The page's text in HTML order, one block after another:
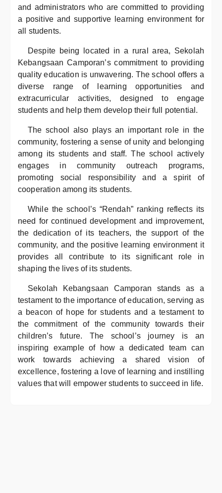
and administrators who are committed to providing
a positive and supportive learning environment for
all students.
Despite being located in a rural area, Sekolah
Kebangsaan Camporan’s commitment to providing
quality education is unwavering. The school offers a
diverse range of learning opportunities and
extracurricular activities, designed to engage
students and help them develop their full potential.
The school also plays an important role in the
community, fostering a sense of unity and belonging
among its students and staff. The school actively
engages in community outreach programs,
promoting social responsibility and a spirit of
cooperation among its students.
While the school’s “Rendah” ranking reflects its
need for continued development and improvement,
the dedication of its teachers, the support of the
community, and the positive learning environment it
provides all contribute to its significant role in
shaping the lives of its students.
Sekolah Kebangsaan Camporan stands as a
testament to the importance of education, serving as
a beacon of hope for students and a testament to
the commitment of the community towards their
children’s future. The school’s journey is an
inspiring example of how a dedicated team can
work towards achieving a shared vision of
excellence, fostering a love of learning and instilling
values that will empower students to succeed in life.